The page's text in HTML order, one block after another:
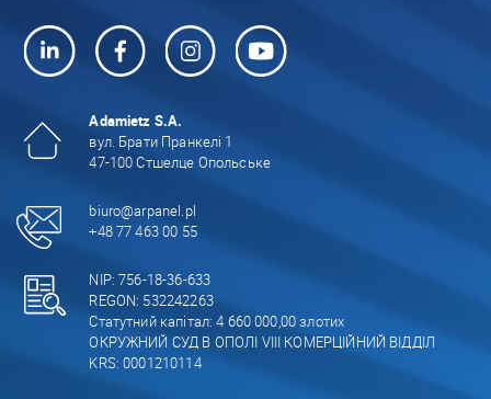
Adamietz S.A.
вул. Брати Пранкелі 1
47-100 Стшелце Опольське
biuro@arpanel.pl
+48 77 463 00 55
NIP: 756-18-36-633
REGON: 532242263
Статутний капітал: 4 660 000,00 злотих
ОКРУЖНИЙ СУД В ОПОЛІ VIII КОМЕРЦІЙНИЙ ВІДДІЛ
KRS: 0001210114